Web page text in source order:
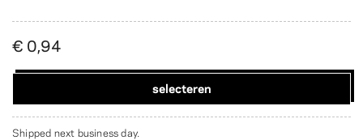
€ 0,94
selecteren
Shipped next business day.